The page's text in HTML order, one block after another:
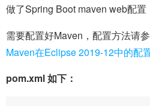
做了Spring Boot maven web配置
需要配置好Maven，配置方法请参
Maven在Eclipse 2019-12中的配
pom.xml 如下：